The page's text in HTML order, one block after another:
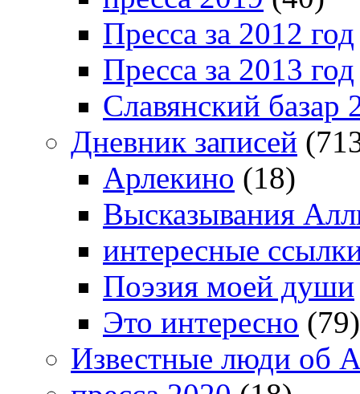
Пресса за 2012 год
Пресса за 2013 год
Славянский базар
Дневник записей
Арлекино (18)
Высказывания
интересные
Поэзия моей души
Это интересно (79)
Известные люди об